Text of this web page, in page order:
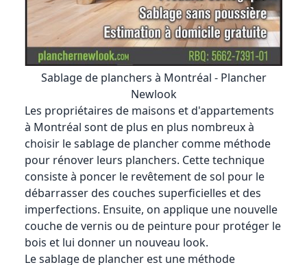
Sablage de planchers à Montréal - Plancher
Newlook
Les propriétaires de maisons et d'appartements
à Montréal sont de plus en plus nombreux à
choisir le sablage de plancher comme méthode
pour rénover leurs planchers. Cette technique
consiste à poncer le revêtement de sol pour le
débarrasser des couches superficielles et des
imperfections. Ensuite, on applique une nouvelle
couche de vernis ou de peinture pour protéger le
bois et lui donner un nouveau look.
Le sablage de plancher est une méthode